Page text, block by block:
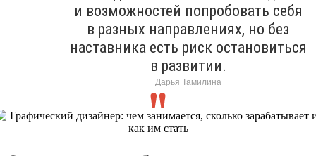
и возможностей попробовать себя
в разных направлениях, но без
наставника есть риск остановиться
в развитии.
Дарья Тамилина